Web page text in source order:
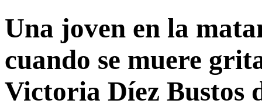
Una joven en la
cuando se muere
Victoria Díez Bustos